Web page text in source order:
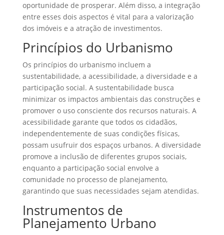
oportunidade de prosperar. Além disso, a integração
entre esses dois aspectos é vital para a valorização
dos imóveis e a atração de investimentos.
Princípios do Urbanismo
Os princípios do urbanismo incluem a
sustentabilidade, a acessibilidade, a diversidade e a
participação social. A sustentabilidade busca
minimizar os impactos ambientais das construções e
promover o uso consciente dos recursos naturais. A
acessibilidade garante que todos os cidadãos,
independentemente de suas condições físicas,
possam usufruir dos espaços urbanos. A diversidade
promove a inclusão de diferentes grupos sociais,
enquanto a participação social envolve a
comunidade no processo de planejamento,
garantindo que suas necessidades sejam atendidas.
Instrumentos de
Planejamento Urbano